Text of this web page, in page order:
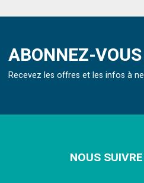
ABONNEZ-
Recevez les offres et les infos à
NOUS